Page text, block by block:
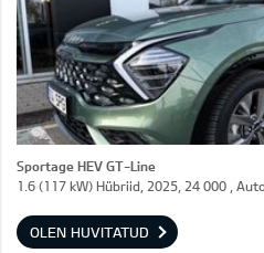
Sportage HEV GT-Line
1.6 (117 kW) Hübriid, 2025, 24 000 ,
OLEN HUVITATUD